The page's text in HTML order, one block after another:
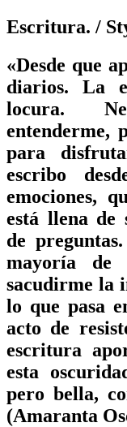
Escritura. /
«Desde que
diarios. La
locura.
entenderme,
para
escribo
emociones,
está llena de
de
mayoría de
sacudirme la
lo que pasa
acto de
escritura
esta
pero bella,
(Amaranta